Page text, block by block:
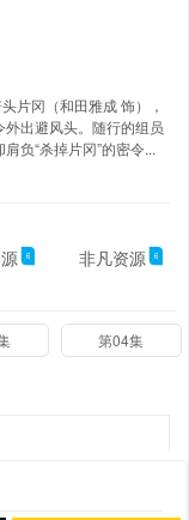
冈（和田雅成 饰），
出避风头。随行的组员
负“杀掉片冈”的密令...
6 非凡资源 6
第04集